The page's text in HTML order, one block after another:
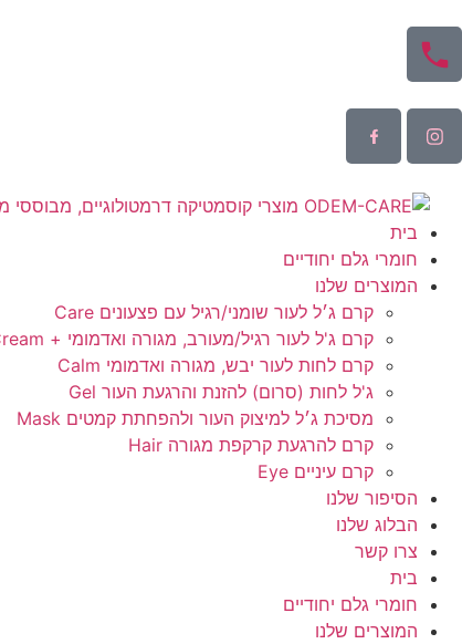
בית
חומרי גלם יחודיים
המוצרים שלנו
קרם ג׳ל לעור שומני/רגיל עם פצעונים Care
קרם ג'ל לעור רגיל/מעורב, מגורה ואדמומי + Cream
קרם לחות לעור יבש, מגורה ואדמומי Calm
ג'ל לחות (סרום) להזנת והרגעת העור Gel
מסיכת ג׳ל למיצוק העור ולהפחתת קמטים Mask
קרם להרגעת קרקפת מגורה Hair
קרם עיניים Eye
הסיפור שלנו
הבלוג שלנו
צרו קשר
בית
חומרי גלם יחודיים
המוצרים שלנו